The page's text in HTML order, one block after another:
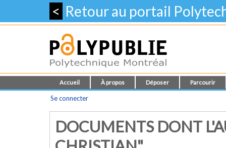
< Retour au portail
Accueil À propos Déposer Parcourir
Se connecter
DOCUMENTS DONT